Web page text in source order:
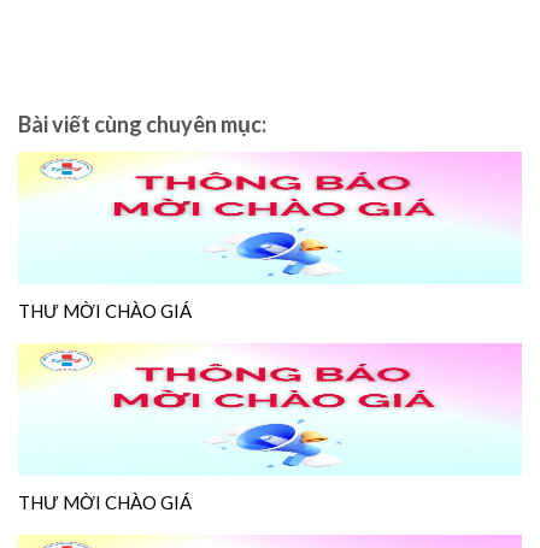
Bài viết cùng chuyên mục:
THƯ MỜI CHÀO GIÁ
THƯ MỜI CHÀO GIÁ